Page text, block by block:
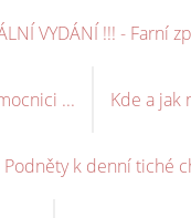
VYDÁNÍ !!! - Farní
... Kde a jak
Podněty k denní tiché